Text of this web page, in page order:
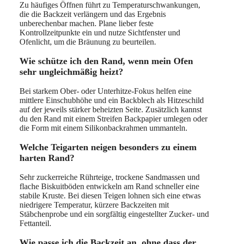
Zu häufiges Öffnen führt zu Temperaturschwankungen,
die die Backzeit verlängern und das Ergebnis
unberechenbar machen. Plane lieber feste
Kontrollzeitpunkte ein und nutze Sichtfenster und
Ofenlicht, um die Bräunung zu beurteilen.
Wie schütze ich den Rand, wenn mein Ofen
sehr ungleichmäßig heizt?
Bei starkem Ober- oder Unterhitze-Fokus helfen eine
mittlere Einschubhöhe und ein Backblech als Hitzeschild
auf der jeweils stärker beheizten Seite. Zusätzlich kannst
du den Rand mit einem Streifen Backpapier umlegen oder
die Form mit einem Silikonbackrahmen ummanteln.
Welche Teigarten neigen besonders zu einem
harten Rand?
Sehr zuckerreiche Rührteige, trockene Sandmassen und
flache Biskuitböden entwickeln am Rand schneller eine
stabile Kruste. Bei diesen Teigen lohnen sich eine etwas
niedrigere Temperatur, kürzere Backzeiten mit
Stäbchenprobe und ein sorgfältig eingestellter Zucker- und
Fettanteil.